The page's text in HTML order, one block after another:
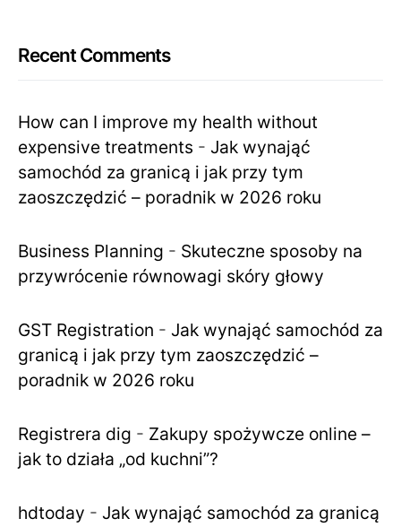
Recent Comments
How can I improve my health without
expensive treatments - Jak wynająć
samochód za granicą i jak przy tym
zaoszczędzić – poradnik w 2026 roku
Business Planning - Skuteczne sposoby na
przywrócenie równowagi skóry głowy
GST Registration - Jak wynająć samochód za
granicą i jak przy tym zaoszczędzić –
poradnik w 2026 roku
Registrera dig - Zakupy spożywcze online –
jak to działa „od kuchni”?
hdtoday - Jak wynająć samochód za granicą